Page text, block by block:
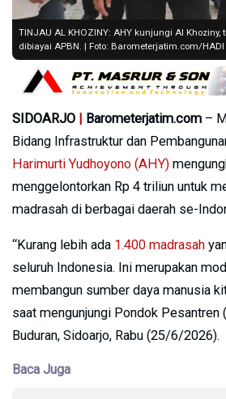
TINJAU AL KHOZINY: AHY kunjungi Al
dibiayai APBN. | Foto: Barometerjatim.com/HADI
SIDOARJO | Barometerjatim.com –
Bidang Infrastruktur dan
Harimurti Yudhoyono (AHY)
menggelontorkan Rp 4 triliun untuk
madrasah di berbagai daerah se-
“Kurang lebih ada 1.400 madrasah
seluruh Indonesia. Ini merupakan
membangun sumber daya manusia
saat mengunjungi Pondok
Buduran, Sidoarjo, Rabu (25/6/2026).
Baca Juga